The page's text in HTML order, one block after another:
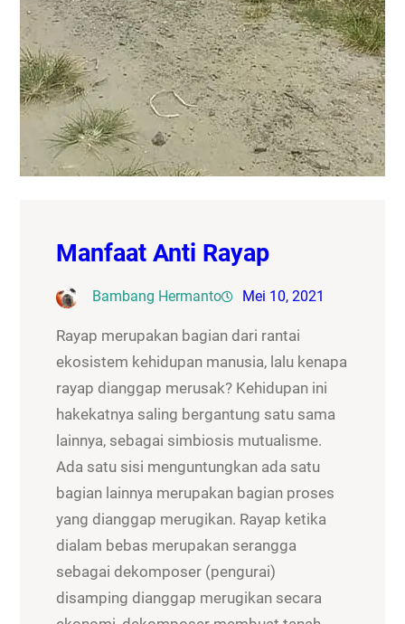
Manfaat Anti Rayap
Bambang Hermanto Mei 10, 2021
Rayap merupakan bagian dari rantai
ekosistem kehidupan manusia, lalu kenapa
rayap dianggap merusak? Kehidupan ini
hakekatnya saling bergantung satu sama
lainnya, sebagai simbiosis mutualisme.
Ada satu sisi menguntungkan ada satu
bagian lainnya merupakan bagian proses
yang dianggap merugikan. Rayap ketika
dialam bebas merupakan serangga
sebagai dekomposer (pengurai)
disamping dianggap merugikan secara